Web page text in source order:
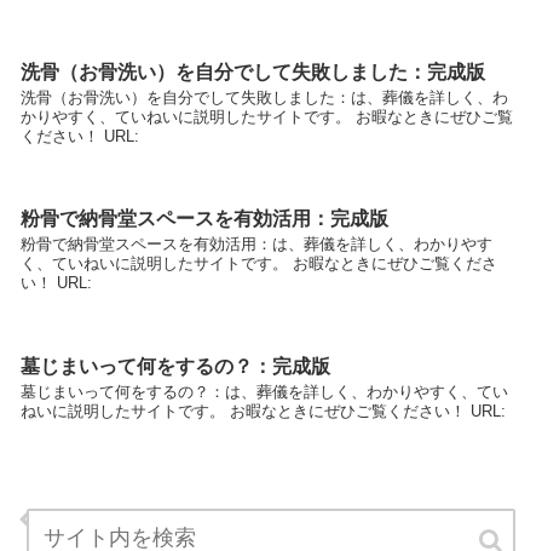
洗骨（お骨洗い）を自分でして失敗しました：完成版
洗骨（お骨洗い）を自分でして失敗しました：は、葬儀を詳しく、わ
かりやすく、ていねいに説明したサイトです。 お暇なときにぜひご覧
ください！ URL:
粉骨で納骨堂スペースを有効活用：完成版
粉骨で納骨堂スペースを有効活用：は、葬儀を詳しく、わかりやす
く、ていねいに説明したサイトです。 お暇なときにぜひご覧くださ
い！ URL:
墓じまいって何をするの？：完成版
墓じまいって何をするの？：は、葬儀を詳しく、わかりやすく、てい
ねいに説明したサイトです。 お暇なときにぜひご覧ください！ URL: